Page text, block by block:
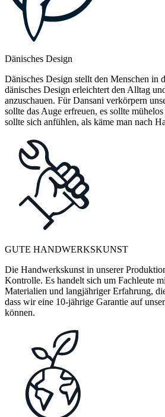
Dänisches Design
Dänisches Design stellt den Menschen in
dänisches Design erleichtert den Alltag
anzuschauen. Für Dansani verkörpern
sollte das Auge erfreuen, es sollte
sollte sich anfühlen, als käme man nach
GUTE HANDWERKSKUNST
Die Handwerkskunst in unserer
Kontrolle. Es handelt sich um Fachleute
Materialien und langjähriger Erfahrung,
dass wir eine 10-jährige Garantie auf
können.